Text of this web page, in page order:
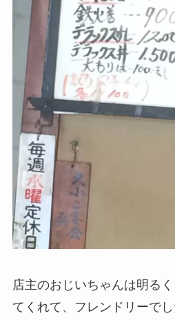
店主のおじいちゃんは明る
てくれて、フレンドリーでし